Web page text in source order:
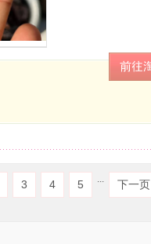
3 4 5 ... 下一页